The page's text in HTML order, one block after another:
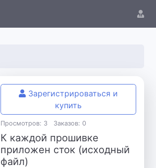
Зарегистрироваться и
купить
Просмотров: 3 Заказов: 0
К каждой прошивке
приложен сток (исходный
файл)